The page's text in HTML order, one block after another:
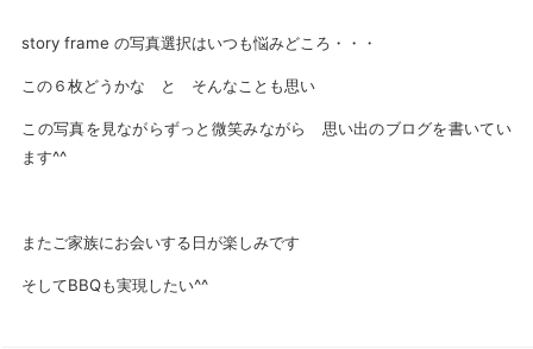
story frame の写真選択はいつも悩みどころ・・・
この６枚どうかな と そんなことも思い
この写真を見ながらずっと微笑みながら 思い出のブログを書いてい
ます^^
またご家族にお会いする日が楽しみです
そしてBBQも実現したい^^